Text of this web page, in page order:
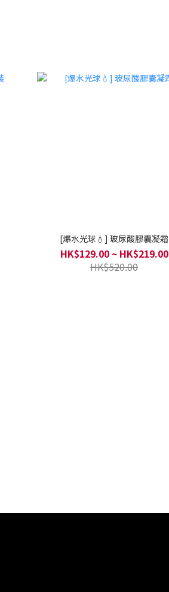
[爆水光球💧] 玻尿酸膠囊凝霜
HK$129.00 ~ HK$219.00
HK$520.00